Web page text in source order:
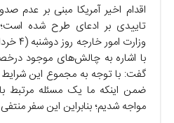
اقدام اخیر آمریکا مبنی بر عدم
تاییدی بر ادعای طرح شده
با اشاره به چالش‌های موجود
گفت: با توجه به مجموع این
ضمن اینکه ما یک مسئله مرتبط با
مواجه شدیم؛ بنابراین این سفر